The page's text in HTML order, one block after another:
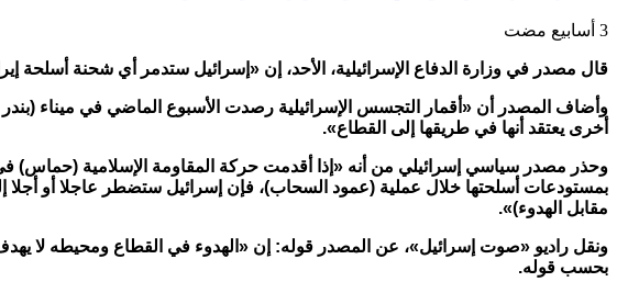
قال مصدر في وزارة الدفاع الإسرائيلية، الأحد، إن «إسرائيل ستدمر أي شحنة أسلحة
أخرى يعتقد أنها في طريقها إلى القطاع».
وحذر مصدر سياسي إسرائيلي من أنه «إذا أقدمت حركة المقاومة الإسلامية
بمستودعات أسلحتها خلال عملية (عمود السحاب)، فإن إسرائيل ستضطر عاجلا أو أجلا
مقابل الهدوء)».
ونقل راديو «صوت إسرائيل»، عن المصدر قوله: إن «الهدوء في القطاع ومحيطه لا
بحسب قوله.